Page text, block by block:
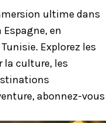
ultime dans
Espagne, en
Explorez les
la culture, les
abonnez-vous